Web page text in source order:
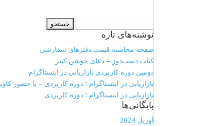
برای:
نوشته‌های تازه
صفحه محاسبه قیمت دفترهای سفارشی
کتاب دست‌دوز – دعای جوشن کبیر
دومین دوره کاربردی بازاریابی در اینستاگرام
بازاریابی در اینستاگرام ؛ دوره کاربردی – با حضور
بازاریابی در اینستاگرام ؛ دوره کاربردی
بایگانی‌ها
آوریل 2024